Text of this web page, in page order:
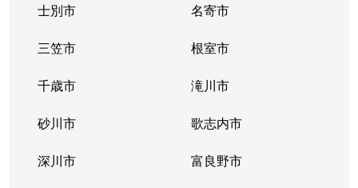
士別市 名寄市
三笠市 根室市
千歳市 滝川市
砂川市 歌志内市
深川市 富良野市